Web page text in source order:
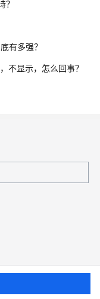
有多强？
不显示，怎么回事？
认配置？
4